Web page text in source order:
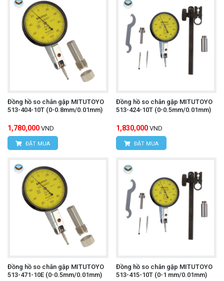
Đồng hồ so chân gập MITUTOYO
513-404-10T (0-0.8mm/0.01mm)
1,780,000 VND
ĐẶT MUA
Đồng hồ so chân gập MITUTOYO
513-424-10T (0-0.5mm/0.01mm)
1,830,000 VND
ĐẶT MUA
Đồng hồ so chân gập MITUTOYO
513-471-10E (0-0.5mm/0.01mm)
Đồng hồ so chân gập MITUTOYO
513-415-10T (0-1 mm/0.01mm)